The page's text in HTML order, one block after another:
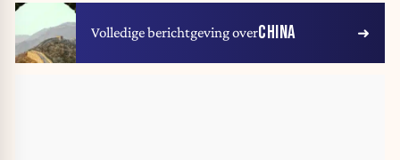
Volledige berichtgeving overCHINA